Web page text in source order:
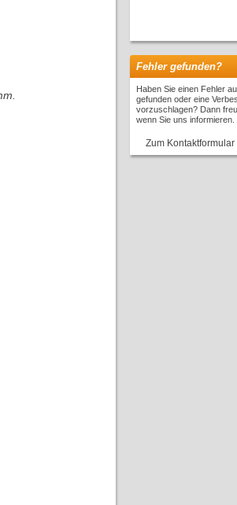
Fehler gefunden?
Haben Sie einen Fehler
gefunden oder eine
vorzuschlagen? Dann
wenn Sie uns informieren.
Zum Kontaktformular